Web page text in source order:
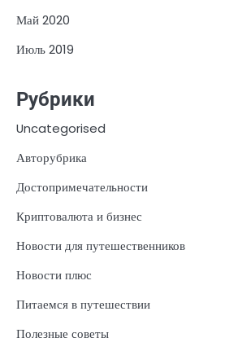
Май 2020
Июль 2019
Рубрики
Uncategorised
Авторубрика
Достопримечательности
Криптовалюта и бизнес
Новости для путешественников
Новости плюс
Питаемся в путешествии
Полезные советы